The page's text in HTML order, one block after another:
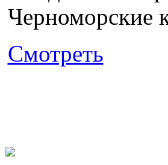
Черноморские
Смотреть